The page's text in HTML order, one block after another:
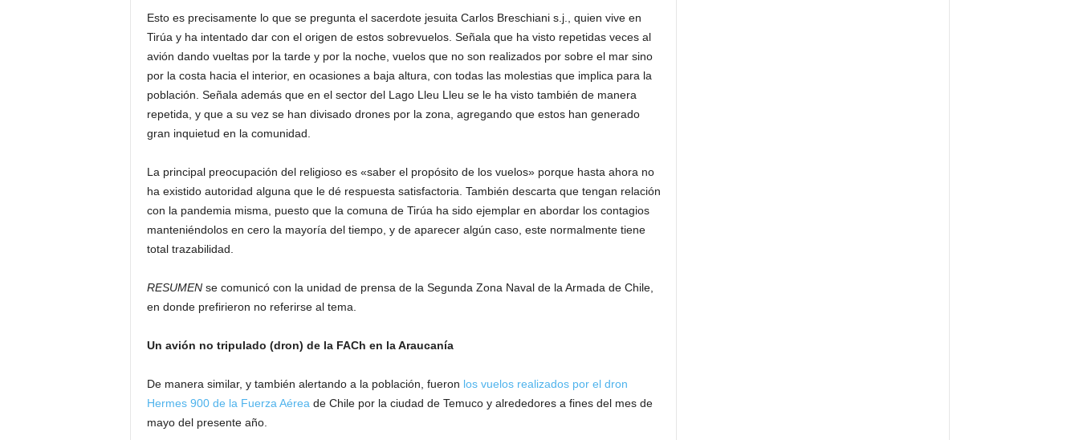
Esto es precisamente lo que se pregunta el sacerdote jesuita Carlos Breschiani s.j., quien vive en
Tirúa y ha intentado dar con el origen de estos sobrevuelos. Señala que ha visto repetidas veces al
avión dando vueltas por la tarde y por la noche, vuelos que no son realizados por sobre el mar sino
por la costa hacia el interior, en ocasiones a baja altura, con todas las molestias que implica para la
población. Señala además que en el sector del Lago Lleu Lleu se le ha visto también de manera
repetida, y que a su vez se han divisado drones por la zona, agregando que estos han generado
gran inquietud en la comunidad.
La principal preocupación del religioso es «saber el propósito de los vuelos» porque hasta ahora no
ha existido autoridad alguna que le dé respuesta satisfactoria. También descarta que tengan relación
con la pandemia misma, puesto que la comuna de Tirúa ha sido ejemplar en abordar los contagios
manteniéndolos en cero la mayoría del tiempo, y de aparecer algún caso, este normalmente tiene
total trazabilidad.
RESUMEN se comunicó con la unidad de prensa de la Segunda Zona Naval de la Armada de Chile,
en donde prefirieron no referirse al tema.
Un avión no tripulado (dron) de la FACh en la Araucanía
De manera similar, y también alertando a la población, fueron los vuelos realizados por el dron
Hermes 900 de la Fuerza Aérea de Chile por la ciudad de Temuco y alrededores a fines del mes de
mayo del presente año.